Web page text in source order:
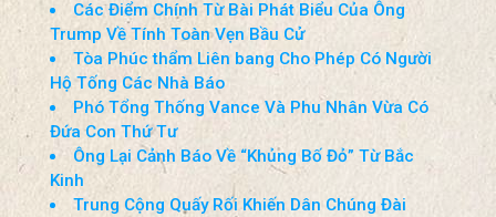
Các Điểm Chính Từ Bài Phát Biểu Của Ông
Trump Về Tính Toàn Vẹn Bầu Cử
Tòa Phúc thẩm Liên bang Cho Phép Có Người
Hộ Tống Các Nhà Báo
Phó Tổng Thống Vance Và Phu Nhân Vừa Có
Đứa Con Thứ Tư
Ông Lại Cảnh Báo Về “Khủng Bố Đỏ” Từ Bắc
Kinh
Trung Cộng Quấy Rối Khiến Dân Chúng Đài